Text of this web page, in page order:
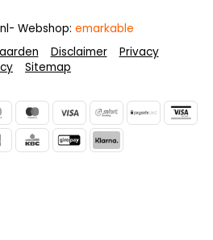
Disclaimer
Privacy
Sitemap
- Webshop: emarkable